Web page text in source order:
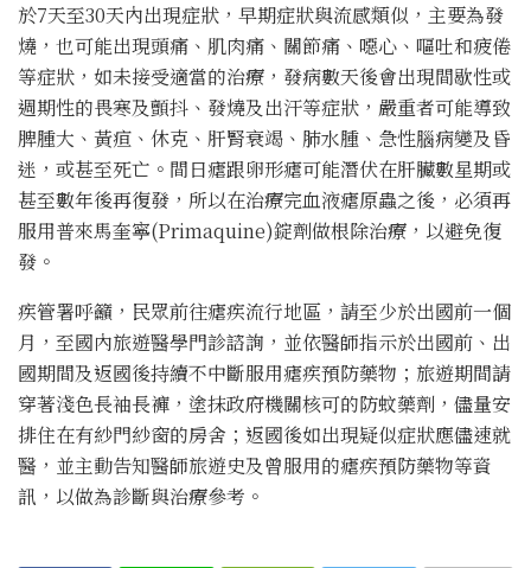
於7天至30天內出現症狀，早期症狀與流感類似，主要為發
燒，也可能出現頭痛、肌肉痛、關節痛、噁心、嘔吐和疲倦
等症狀，如未接受適當的治療，發病數天後會出現間歇性或
週期性的畏寒及顫抖、發燒及出汗等症狀，嚴重者可能導致
脾腫大、黃疸、休克、肝腎衰竭、肺水腫、急性腦病變及昏
迷，或甚至死亡。間日瘧跟卵形瘧可能潛伏在肝臟數星期或
甚至數年後再復發，所以在治療完血液瘧原蟲之後，必須再
服用普來馬奎寧(Primaquine)錠劑做根除治療，以避免復
發。
疾管署呼籲，民眾前往瘧疾流行地區，請至少於出國前一個
月，至國內旅遊醫學門診諮詢，並依醫師指示於出國前、出
國期間及返國後持續不中斷服用瘧疾預防藥物；旅遊期間請
穿著淺色長袖長褲，塗抹政府機關核可的防蚊藥劑，儘量安
排住在有紗門紗窗的房舍；返國後如出現疑似症狀應儘速就
醫，並主動告知醫師旅遊史及曾服用的瘧疾預防藥物等資
訊，以做為診斷與治療參考。